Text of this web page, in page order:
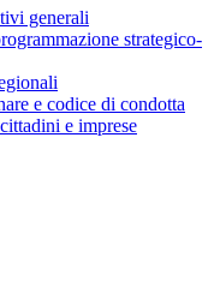
generali
strategico-
e codice di condotta
e imprese